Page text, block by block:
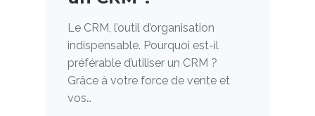
Le CRM, l’outil d’organisation
indispensable. Pourquoi est-il
préférable d’utiliser un CRM ?
Grâce à votre force de vente et
vos…